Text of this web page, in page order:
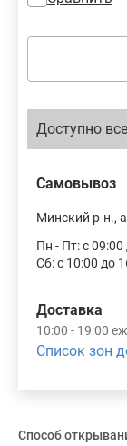
Способ
Доступно
Самовывоз
Минский р-н.,
Пн - Пт: с 09:00
Сб: с 10:00 до
Доставка
10:00 - 19:00
Список зон